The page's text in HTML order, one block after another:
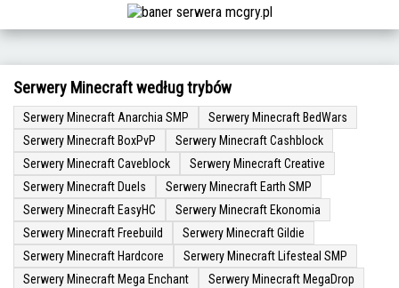
Serwery Minecraft według trybów
Serwery Minecraft Anarchia SMP
Serwery Minecraft BedWars
Serwery Minecraft BoxPvP
Serwery Minecraft Cashblock
Serwery Minecraft Caveblock
Serwery Minecraft Creative
Serwery Minecraft Duels
Serwery Minecraft Earth SMP
Serwery Minecraft EasyHC
Serwery Minecraft Ekonomia
Serwery Minecraft Freebuild
Serwery Minecraft Gildie
Serwery Minecraft Hardcore
Serwery Minecraft Lifesteal SMP
Serwery Minecraft Mega Enchant
Serwery Minecraft MegaDrop